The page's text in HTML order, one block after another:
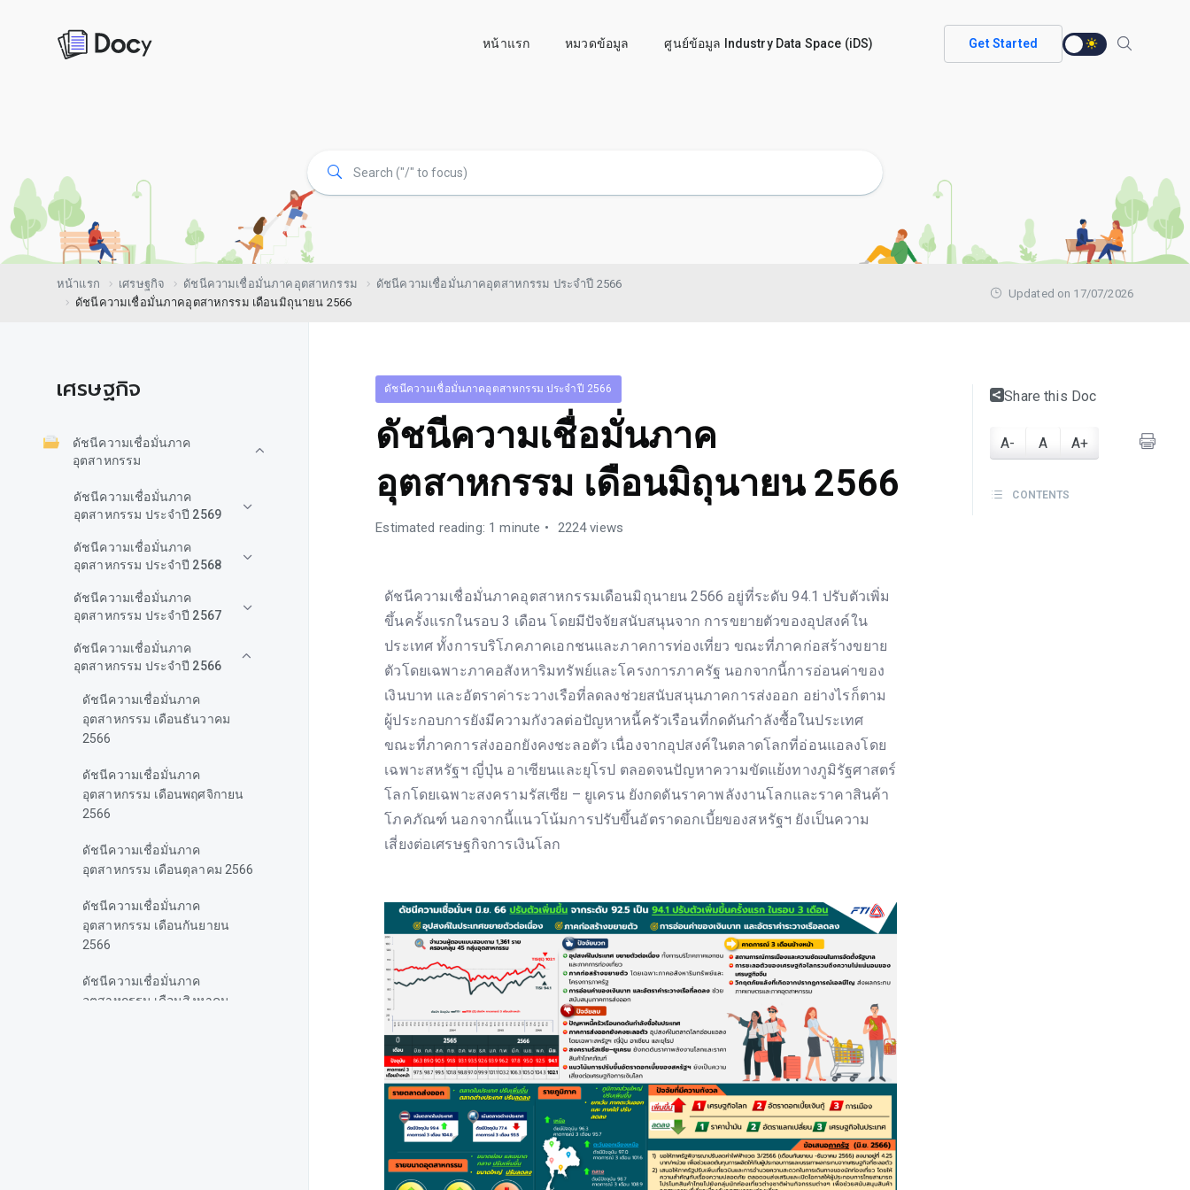
หน้าแรก หมวดข้อมูล ศูนย์ข้อมูล Industry Data Space (iDS) Get Started
หน้าแรก เศรษฐกิจ ดัชนีความเชื่อมั่นภาคอุตสาหกรรม
ดัชนีความเชื่อมั่นภาคอุตสาหกรรม ประจำปี 2566
ดัชนีความเชื่อมั่นภาคอุตสาหกรรม เดือนมิถุนายน 2566
Updated on 17/07/2026
เศรษฐกิจ
ดัชนีความเชื่อมั่นภาค
อุตสาหกรรม
ดัชนีความเชื่อมั่นภาค
อุตสาหกรรม ประจำปี 2569
ดัชนีความเชื่อมั่นภาค
อุตสาหกรรม ประจำปี 2568
ดัชนีความเชื่อมั่นภาค
อุตสาหกรรม ประจำปี 2567
ดัชนีความเชื่อมั่นภาค
อุตสาหกรรม ประจำปี 2566
ดัชนีความเชื่อมั่นภาค
อุตสาหกรรม เดือนธันวาคม
2566
ดัชนีความเชื่อมั่นภาค
อุตสาหกรรม เดือนพฤศจิกายน
2566
ดัชนีความเชื่อมั่นภาค
อุตสาหกรรม เดือนตุลาคม 2566
ดัชนีความเชื่อมั่นภาค
อุตสาหกรรม เดือนกันยายน
2566
ดัชนีความเชื่อมั่นภาค
อุตสาหกรรม เดือนสิงหาคม
ดัชนีความเชื่อมั่นภาคอุตสาหกรรม ประจำปี 2566
ดัชนีความเชื่อมั่นภาค
อุตสาหกรรม เดือนมิถุนายน 2566
Estimated reading: 1 minute 2224 views
ดัชนีความเชื่อมั่นภาคอุตสาหกรรมเดือนมิถุนายน 2566 อยู่ที่ระดับ 94.1 ปรับตัวเพิ่ม
ขึ้นครั้งแรกในรอบ 3 เดือน โดยมีปัจจัยสนับสนุนจาก การขยายตัวของอุปสงค์ใน
ประเทศ ทั้งการบริโภคภาคเอกชนและภาคการท่องเที่ยว ขณะที่ภาคก่อสร้างขยาย
ตัวโดยเฉพาะภาคอสังหาริมทรัพย์และโครงการภาครัฐ นอกจากนี้การอ่อนค่าของ
เงินบาท และอัตราค่าระวางเรือที่ลดลงช่วยสนับสนุนภาคการส่งออก อย่างไรก็ตาม
ผู้ประกอบการยังมีความกังวลต่อปัญหาหนี้ครัวเรือนที่กดดันกำลังซื้อในประเทศ
ขณะที่ภาคการส่งออกยังคงชะลอตัว เนื่องจากอุปสงค์ในตลาดโลกที่อ่อนแอลงโดย
เฉพาะสหรัฐฯ ญี่ปุ่น อาเซียนและยุโรป ตลอดจนปัญหาความขัดแย้งทางภูมิรัฐศาสตร์
โลกโดยเฉพาะสงครามรัสเซีย – ยูเครน ยังกดดันราคาพลังงานโลกและราคาสินค้า
โภคภัณฑ์ นอกจากนี้แนวโน้มการปรับขึ้นอัตราดอกเบี้ยของสหรัฐฯ ยังเป็นความ
เสี่ยงต่อเศรษฐกิจการเงินโลก
Share this Doc
A- A A+
CONTENTS